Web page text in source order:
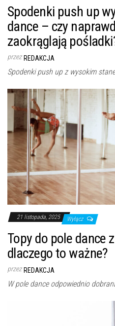
Spodenki push up
dance – czy
zaokrąglają
przez REDAKCJA
Spodenki push up z wysokim
21 listopada, 2025 Wyłącz
Topy do pole dance
dlaczego to ważne?
przez REDAKCJA
W pole dance odpowiednio